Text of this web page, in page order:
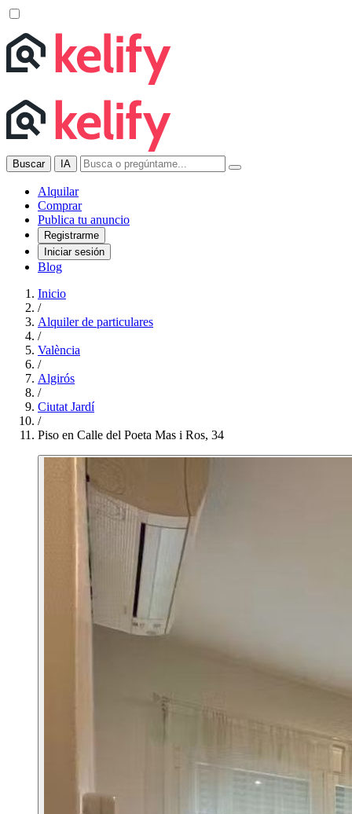
Buscar IA
Alquilar
Comprar
Publica tu anuncio
Registrarme
Iniciar sesión
Blog
Inicio
/
Alquiler de particulares
/
València
/
Algirós
/
Ciutat Jardí
/
Piso en Calle del Poeta Mas i Ros, 34